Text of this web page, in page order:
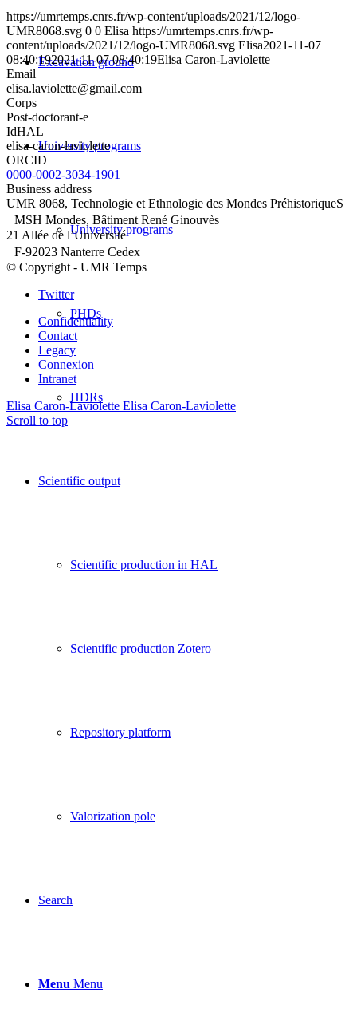
Excavation ground
University programs
University programs
PHDs
HDRs
Scientific output
Scientific production in HAL
Scientific production Zotero
Repository platform
Valorization pole
Search
Menu Menu
https://umrtemps.cnrs.fr/wp-content/uploads/2021/12/logo-
UMR8068.svg 0 0 Elisa https://umrtemps.cnrs.fr/wp-
content/uploads/2021/12/logo-UMR8068.svg Elisa2021-11-07
08:40:192021-11-07 08:40:19Elisa Caron-Laviolette
Email
elisa.laviolette@gmail.com
Corps
Post-doctorant-e
IdHAL
elisa-caron-laviolette
ORCID
0000-0002-3034-1901
Business address
UMR 8068, Technologie et Ethnologie des Mondes PréhistoriqueS
MSH Mondes, Bâtiment René Ginouvès
21 Allée de l’Université
F-92023 Nanterre Cedex
© Copyright - UMR Temps
Twitter
Confidentiality
Contact
Legacy
Connexion
Intranet
Elisa Caron-Laviolette Elisa Caron-Laviolette
Scroll to top